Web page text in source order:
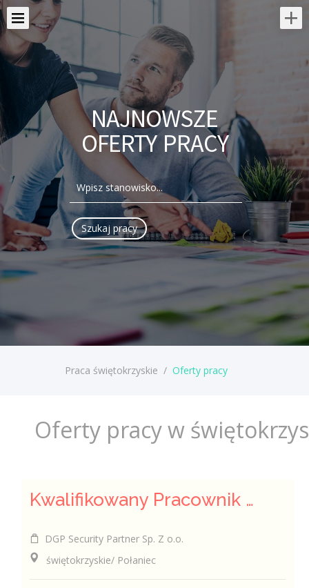
NAJNOWSZE
OFERTY PRACY
Praca świętokrzyskie / Oferty pracy
Oferty pracy w
Kwalifikowany Pracownik Ochrony z Pozwoleniem na Broń (K/M)
DGP Security Partner Sp. Z o.o.
świętokrzyskie/ Połaniec